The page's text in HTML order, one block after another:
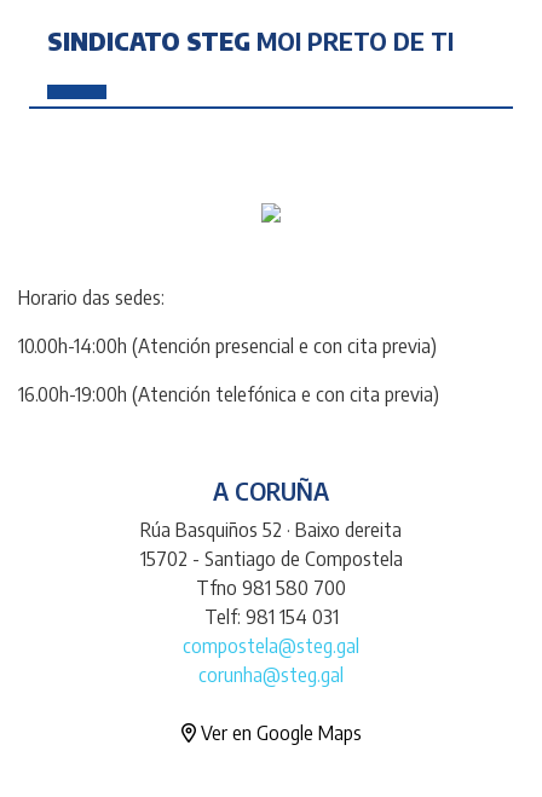
SINDICATO STEG MOI PRETO DE TI
Horario das sedes:
10.00h-14:00h (Atención presencial e con cita previa)
16.00h-19:00h (Atención telefónica e con cita previa)
A CORUÑA
Rúa Basquiños 52 · Baixo dereita
15702 - Santiago de Compostela
Tfno 981 580 700
Telf: 981 154 031
compostela@steg.gal
corunha@steg.gal
Ver en Google Maps